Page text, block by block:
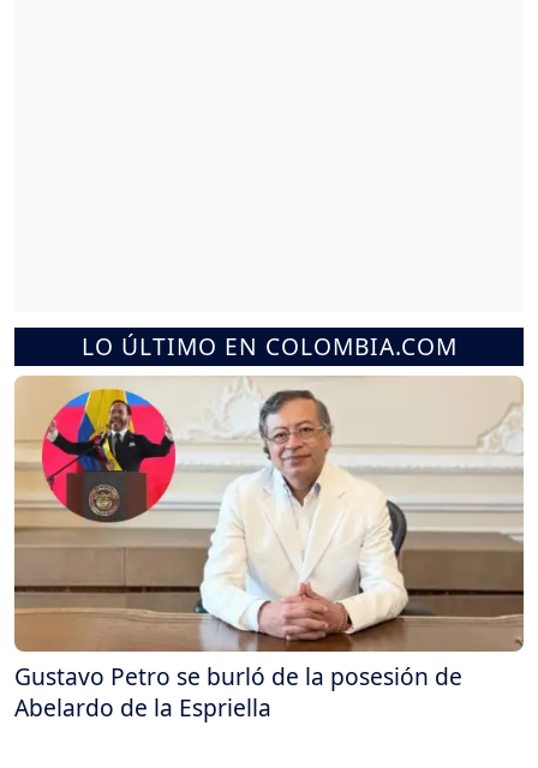
LO ÚLTIMO EN COLOMBIA.COM
Gustavo Petro se burló de la posesión de
Abelardo de la Espriella